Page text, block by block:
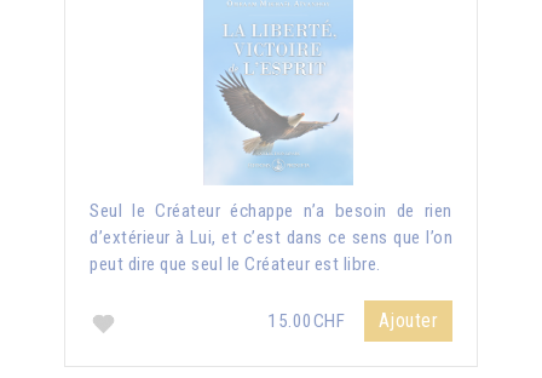
Seul le Créateur échappe n’a besoin de rien
d’extérieur à Lui, et c’est dans ce sens que l’on
peut dire que seul le Créateur est libre.
15.00CHF Ajouter